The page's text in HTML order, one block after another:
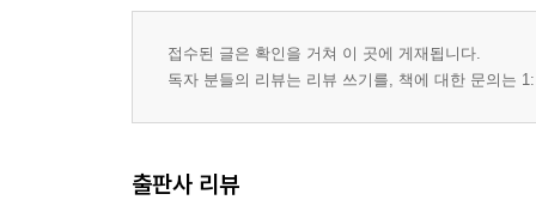
접수된 글은 확인을 거쳐 이 곳에 게재됩니다.
독자 분들의 리뷰는 리뷰 쓰기를, 책에 대한 문의는
출판사 리뷰